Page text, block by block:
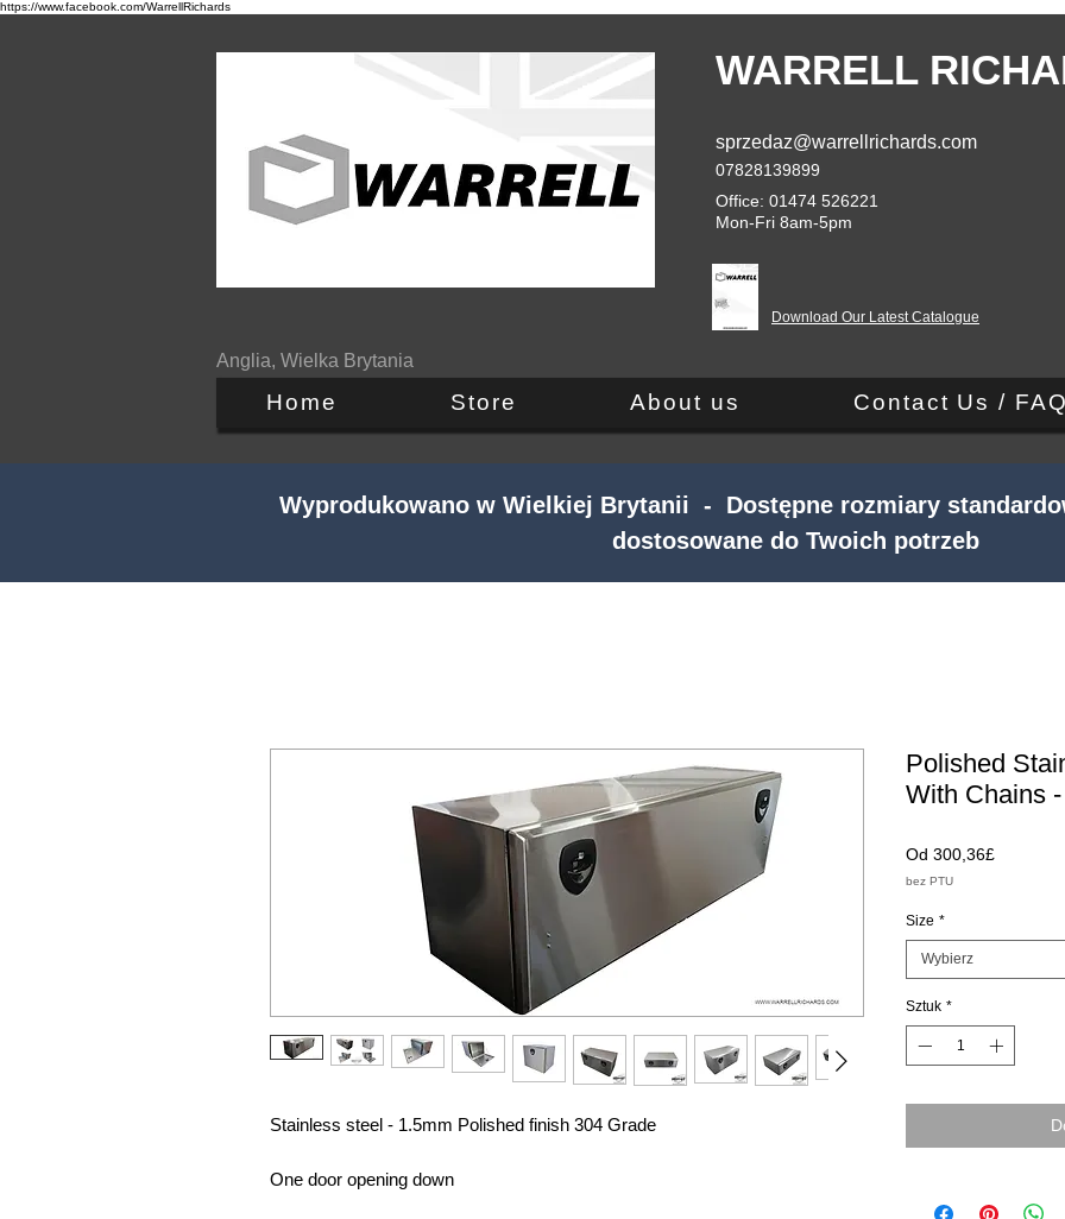
https://www.facebook.com/WarrellRichards
Anglia, Wielka Brytania
WARRELL
sprzedaz@warrellrichards.com
07828139899
Office: 01474 526221
Mon-Fri 8am-5pm
Download Our Latest Catalogue
Home Store About us Contact Us / FAQ
Wyprodukowano w Wielkiej Brytanii - Dostępne rozmiary
dostosowane do Twoich potrzeb
Stainless steel - 1.5mm Polished finish 304 Grade
One door opening down
Polished
With Chains
Od 300,36£Cena
bez PTU
Size *
Wybierz
Sztuk *